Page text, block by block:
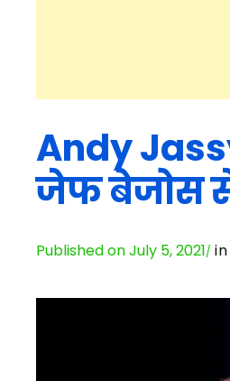
Andy
जेफ बेजोस
Published on July 5, 2021